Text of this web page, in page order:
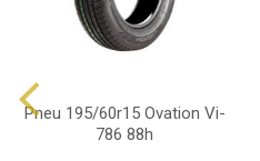
Pneu 195/60r15 Ovation Vi-
786 88h